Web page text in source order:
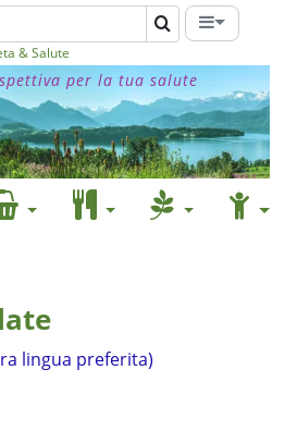
& Salute
per la tua salute
lingua preferita)